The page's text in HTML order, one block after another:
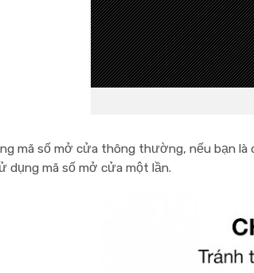
mã số mở cửa thông thường, nếu bạn là
dụng mã số mở cửa một lần.